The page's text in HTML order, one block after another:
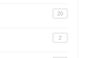
20
2